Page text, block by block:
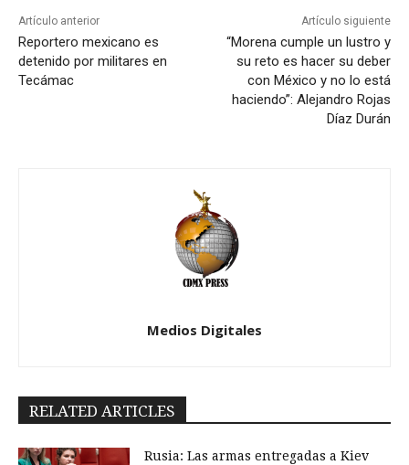
Artículo anterior
Reportero mexicano es
detenido por militares en
Tecámac
Artículo siguiente
“Morena cumple un lustro y
su reto es hacer su deber
con México y no lo está
haciendo”: Alejandro Rojas
Díaz Durán
Medios Digitales
RELATED ARTICLES
Rusia: Las armas entregadas a Kiev